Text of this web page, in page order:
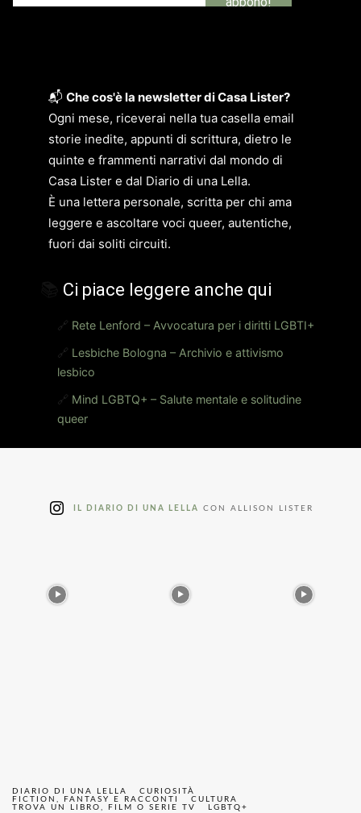
📬 Che cos'è la newsletter di Casa Lister?
Ogni mese, riceverai nella tua casella email
storie inedite, appunti di scrittura, dietro le
quinte e frammenti narrativi dal mondo di
Casa Lister e dal Diario di una Lella.
È una lettera personale, scritta per chi ama
leggere e ascoltare voci queer, autentiche,
fuori dai soliti circuiti.
Ci piace leggere anche qui
🔗 Rete Lenford – Avvocatura per i diritti LGBTI+
🔗 Lesbiche Bologna – Archivio e attivismo
lesbico
🔗 Mind LGBTQ+ – Salute mentale e solitudine
queer
IL DIARIO DI UNA LELLA CON ALLISON LISTER
DIARIO DI UNA LELLA
CURIOSITÀ
FICTION, FANTASY E RACCONTI
CULTURA
TROVA UN LIBRO, FILM O SERIE TV
LGBTQ+